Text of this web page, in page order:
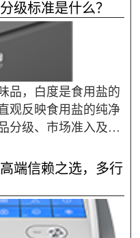
级标准是什么？
品，白度是食用盐的
观反映食用盐的纯净
分级、市场准入及品
2008《制盐工业
我国食用盐白度测
端信赖之选，多行